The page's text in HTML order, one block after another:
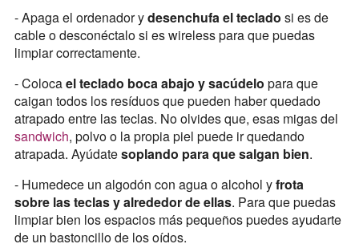
- Apaga el ordenador ydesenchufa el teclado si es de
cable o desconéctalo si es wireless para que puedas
limpiar correctamente.
- Colocael teclado boca abajo y sacúdelo para que
caigan todos los resíduos que pueden haber quedado
atrapado entre las teclas. No olvides que, esas migas del
sandwich, polvo o la propia piel puede ir quedando
atrapada. Ayúdatesoplando para que salgan bien.
- Humedece un algodón con agua o alcohol yfrota
sobre las teclas y alrededor de ellas. Para que puedas
limpiar bien los espacios más pequeños puedes ayudarte
de un bastoncillo de los oídos.